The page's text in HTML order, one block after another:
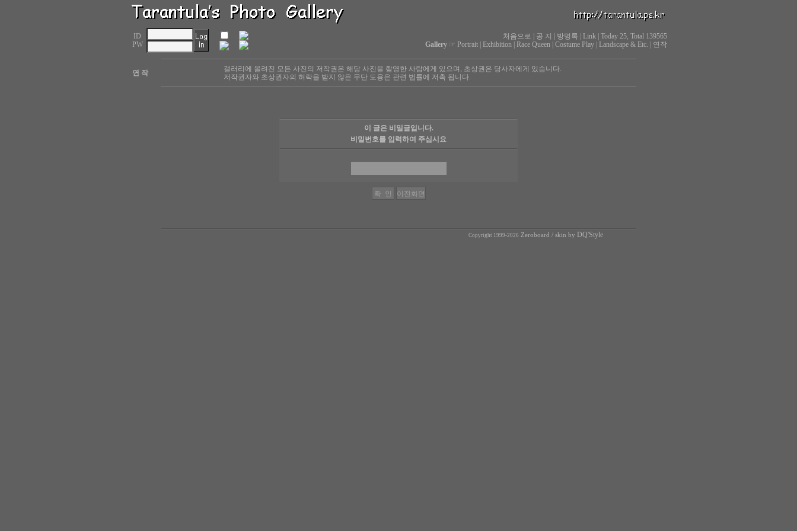
ID
PW
처음으로 공 지 방명록 Link| Today 25, Total 139565
Gallery☞ Portrait| Exhibition| Race Queen| Costume Play| Landscape & Etc. 연작
연 작
갤러리에 올려진 모든 사진의 저작권은 해당 사진을 촬영한 사람에게 있으며, 초상권은 당사자에게 있습니다.
저작권자와 초상권자의 허락을 받지 않은 무단 도용은 관련 법률에 저촉 됩니다.
이 글은 비밀글입니다.
비밀번호를 입력하여 주십시요
Copyright 1999-2026 Zeroboard / skin by DQ'Style